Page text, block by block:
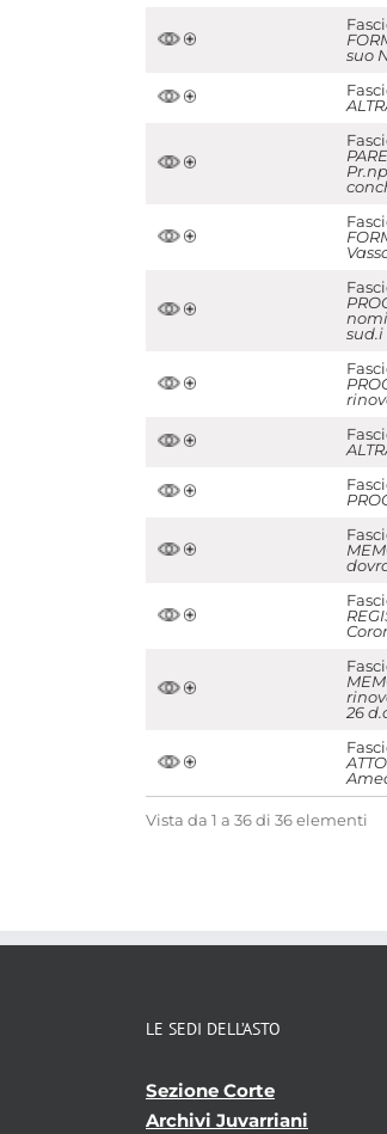
suo
sud.i
26
Vista da 1 a 36 di 36 elementi
LE SEDI DELL’ASTO
Sezione Corte
Archivi Juvarriani